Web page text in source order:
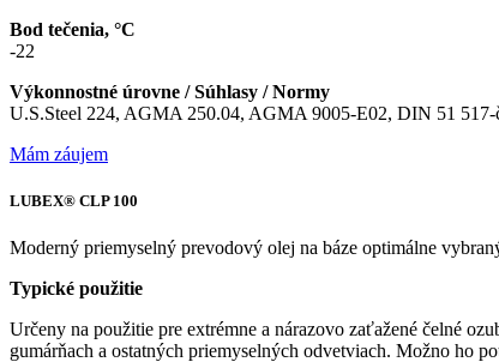
Bod tečenia, °C
-22
Výkonnostné úrovne / Súhlasy / Normy
U.S.Steel 224, AGMA 250.04, AGMA 9005-E02, DIN 51
Mám záujem
LUBEX® CLP 100
Moderný priemyselný prevodový olej na báze optimálne
Typické použitie
Určeny na použitie pre extrémne a nárazovo zaťažené čelné
gumárňach a ostatných priemyselných odvetviach. Možno ho